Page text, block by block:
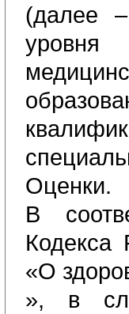
(далее
уровня
Оценки.
В
Кодекса
«О
», в